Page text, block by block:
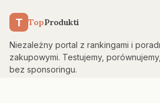
T TopProdukti
Niezależny portal z rankingami i
zakupowymi. Testujemy,
bez sponsoringu.